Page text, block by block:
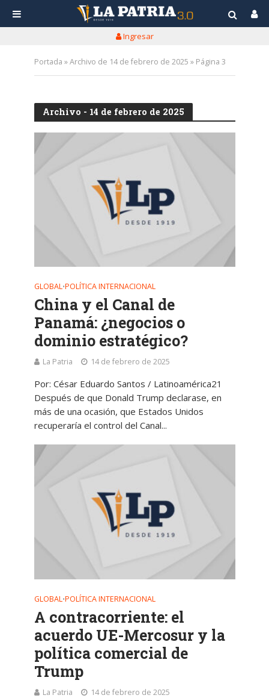
Ingresar
Portada »Archivo de 14 de febrero de 2025 » Página 3
Archivo - 14 de febrero de 2025
GLOBAL•POLÍTICA INTERNACIONAL
China y el Canal de
Panamá: ¿negocios o
dominio estratégico?
La Patria 14 de febrero de 2025
Por: César Eduardo Santos / Latinoamérica21
Después de que Donald Trump declarase, en
más de una ocasión, que Estados Unidos
recuperaría el control del Canal...
GLOBAL•POLÍTICA INTERNACIONAL
A contracorriente: el
acuerdo UE-Mercosur y la
política comercial de
Trump
La Patria 14 de febrero de 2025